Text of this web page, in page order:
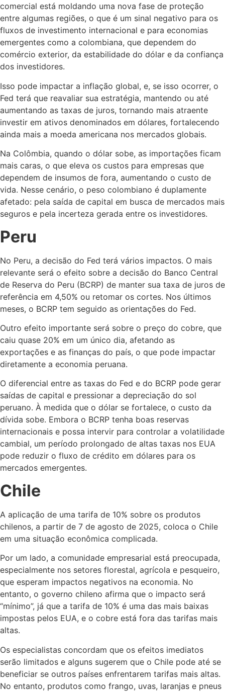
comercial está moldando uma nova fase de proteção
entre algumas regiões, o que é um sinal negativo para os
fluxos de investimento internacional e para economias
emergentes como a colombiana, que dependem do
comércio exterior, da estabilidade do dólar e da confiança
dos investidores.
Isso pode impactar a inflação global, e, se isso ocorrer, o
Fed terá que reavaliar sua estratégia, mantendo ou até
aumentando as taxas de juros, tornando mais atraente
investir em ativos denominados em dólares, fortalecendo
ainda mais a moeda americana nos mercados globais.
Na Colômbia, quando o dólar sobe, as importações ficam
mais caras, o que eleva os custos para empresas que
dependem de insumos de fora, aumentando o custo de
vida. Nesse cenário, o peso colombiano é duplamente
afetado: pela saída de capital em busca de mercados mais
seguros e pela incerteza gerada entre os investidores.
Peru
No Peru, a decisão do Fed terá vários impactos. O mais
relevante será o efeito sobre a decisão do Banco Central
de Reserva do Peru (BCRP) de manter sua taxa de juros de
referência em 4,50% ou retomar os cortes. Nos últimos
meses, o BCRP tem seguido as orientações do Fed.
Outro efeito importante será sobre o preço do cobre, que
caiu quase 20% em um único dia, afetando as
exportações e as finanças do país, o que pode impactar
diretamente a economia peruana.
O diferencial entre as taxas do Fed e do BCRP pode gerar
saídas de capital e pressionar a depreciação do sol
peruano. À medida que o dólar se fortalece, o custo da
dívida sobe. Embora o BCRP tenha boas reservas
internacionais e possa intervir para controlar a volatilidade
cambial, um período prolongado de altas taxas nos EUA
pode reduzir o fluxo de crédito em dólares para os
mercados emergentes.
Chile
A aplicação de uma tarifa de 10% sobre os produtos
chilenos, a partir de 7 de agosto de 2025, coloca o Chile
em uma situação econômica complicada.
Por um lado, a comunidade empresarial está preocupada,
especialmente nos setores florestal, agrícola e pesqueiro,
que esperam impactos negativos na economia. No
entanto, o governo chileno afirma que o impacto será
“mínimo”, já que a tarifa de 10% é uma das mais baixas
impostas pelos EUA, e o cobre está fora das tarifas mais
altas.
Os especialistas concordam que os efeitos imediatos
serão limitados e alguns sugerem que o Chile pode até se
beneficiar se outros países enfrentarem tarifas mais altas.
No entanto, produtos como frango, uvas, laranjas e pneus